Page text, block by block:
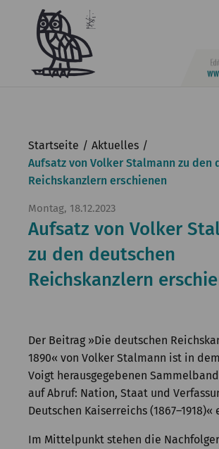
Barrierefrei
Leichte
Sprache
Kontakt
English
KGParl
Institut
Forschung
Publikationen
Startseite
Aktuelles
Aufsatz von Volker Stalmann zu den
Reichskanzlern erschienen
Montag, 18.12.2023
Aufsatz von Volker
zu den deutschen
Reichskanzlern
Der Beitrag »Die deutschen
1890« von Volker Stalmann ist in
Voigt herausgegebenen
auf Abruf: Nation, Staat und
Deutschen Kaiserreichs (1867–1918)«
Im Mittelpunkt stehen die